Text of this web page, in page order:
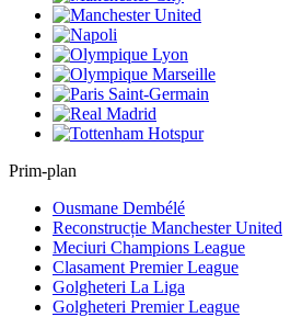
Prim-plan
Ousmane Dembélé
Reconstrucție Manchester United
Meciuri Champions League
Clasament Premier League
Golgheteri La Liga
Golgheteri Premier League